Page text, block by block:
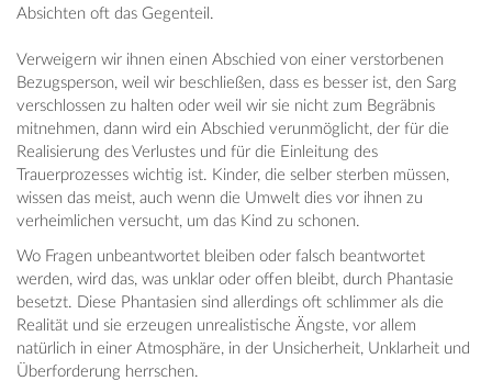
Absichten oft das Gegenteil.
Verweigern wir ihnen einen Abschied von einer verstorbenen
Bezugsperson, weil wir beschließen, dass es besser ist, den Sarg
verschlossen zu halten oder weil wir sie nicht zum Begräbnis
mitnehmen, dann wird ein Abschied verunmöglicht, der für die
Realisierung des Verlustes und für die Einleitung des
Trauerprozesses wichtig ist. Kinder, die selber sterben müssen,
wissen das meist, auch wenn die Umwelt dies vor ihnen zu
verheimlichen versucht, um das Kind zu schonen.
Wo Fragen unbeantwortet bleiben oder falsch beantwortet
werden, wird das, was unklar oder offen bleibt, durch Phantasie
besetzt. Diese Phantasien sind allerdings oft schlimmer als die
Realität und sie erzeugen unrealistische Ängste, vor allem
natürlich in einer Atmosphäre, in der Unsicherheit, Unklarheit und
Überforderung herrschen.